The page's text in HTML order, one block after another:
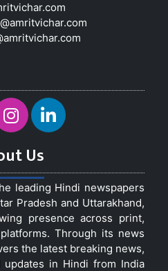
Us
leading Hindi newspapers
Pradesh and Uttarakhand,
presence across print,
Through its news
the latest breaking news,
updates in Hindi from India